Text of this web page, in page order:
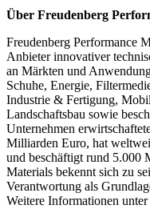
Über Freudenberg
Freudenberg Performance
Anbieter innovativer
an Märkten und
Schuhe, Energie,
Industrie & Fertigung,
Landschaftsbau sowie
Unternehmen
Milliarden Euro, hat
und beschäftigt rund 5.000
Materials bekennt sich zu
Verantwortung als
Weitere Informationen unter